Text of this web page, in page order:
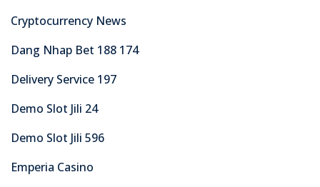
Cryptocurrency News
Dang Nhap Bet 188 174
Delivery Service 197
Demo Slot Jili 24
Demo Slot Jili 596
Emperia Casino